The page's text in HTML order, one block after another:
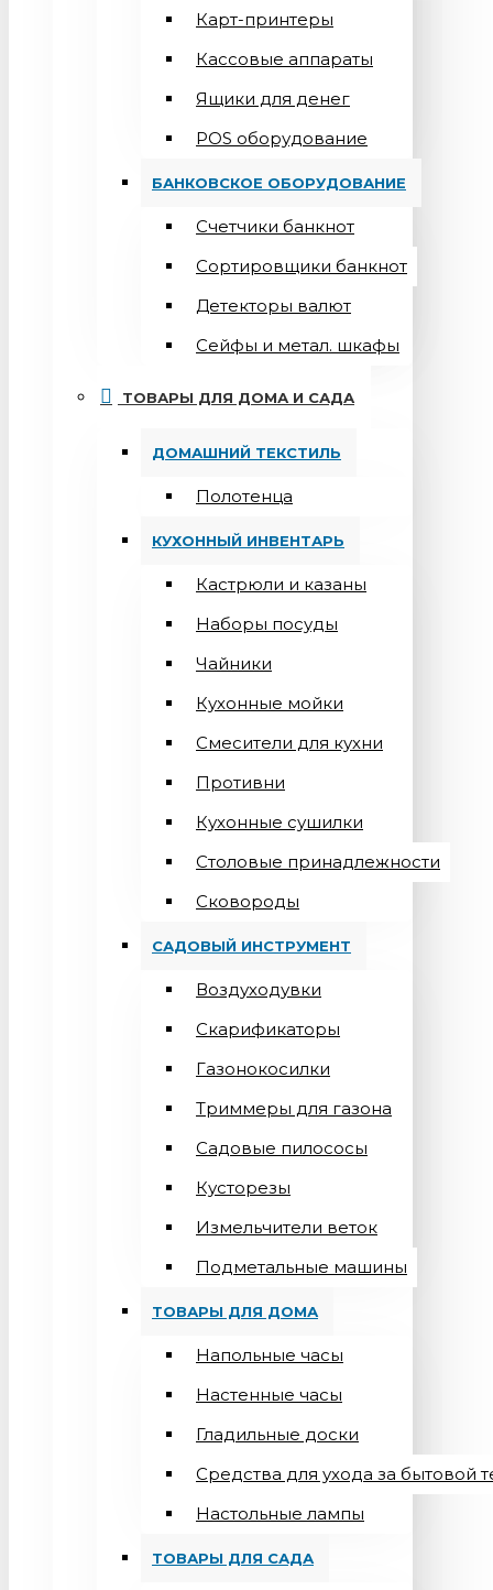
Карт-принтеры
Кассовые аппараты
Ящики для денег
POS оборудование
БАНКОВСКОЕ ОБОРУДОВАНИЕ
Счетчики банкнот
Сортировщики банкнот
Детекторы валют
Сейфы и метал. шкафы
ТОВАРЫ ДЛЯ ДОМА И САДА
ДОМАШНИЙ ТЕКСТИЛЬ
Полотенца
КУХОННЫЙ ИНВЕНТАРЬ
Кастрюли и казаны
Наборы посуды
Чайники
Кухонные мойки
Смесители для кухни
Противни
Кухонные сушилки
Столовые принадлежности
Сковороды
САДОВЫЙ ИНСТРУМЕНТ
Воздуходувки
Скарификаторы
Газонокосилки
Триммеры для газона
Садовые пилососы
Кусторезы
Измельчители веток
Подметальные машины
ТОВАРЫ ДЛЯ ДОМА
Напольные часы
Настенные часы
Гладильные доски
Средства для ухода за бытовой
Настольные лампы
ТОВАРЫ ДЛЯ САДА